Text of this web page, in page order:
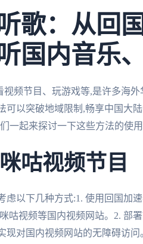
歌：从回
国内音乐
频节目、玩游戏等,是许多海
可以突破地域限制,畅享中国大
一起来探讨一下这些方法的使用
咕视频节目
虑以下几种方式:1. 使用回国加
咕视频等国内视频网站。2. 部
现对国内视频网站的无障碍访